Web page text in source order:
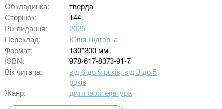
Обкладинка:
тверда
Сторінок:
144
Рік видання:
2025
Переклад:
Юлія Підгорна
Формат:
130*200 мм
ISBN:
978-617-8373-91-7
Вік читача:
від 6 до 9 років, від 3 до 5
років
Жанр:
дитяча література